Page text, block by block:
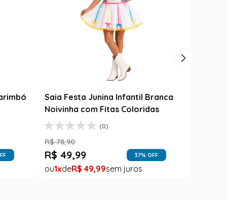
Varinha Das Varinhas - Harry
R$ 149,99
R$ 99,99 33% OFF
1 R$ 99, 99